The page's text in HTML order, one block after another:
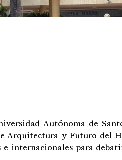
Autónoma de
Arquitectura y Futuro del
internacionales para